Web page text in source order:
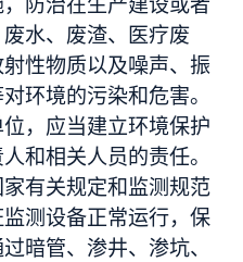
防治在生产建设或者
水、废渣、医疗废
性物质以及噪声、振
环境的污染和危害。
，应当建立环境保护
和相关人员的责任。
有关规定和监测规范
测设备正常运行，保
暗管、渗井、渗坑、